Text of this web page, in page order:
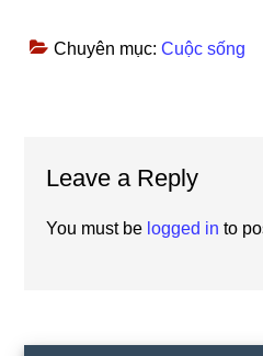
Chuyên mục:Cuộc sống
Interactions
Leave a Reply
You must be logged in to